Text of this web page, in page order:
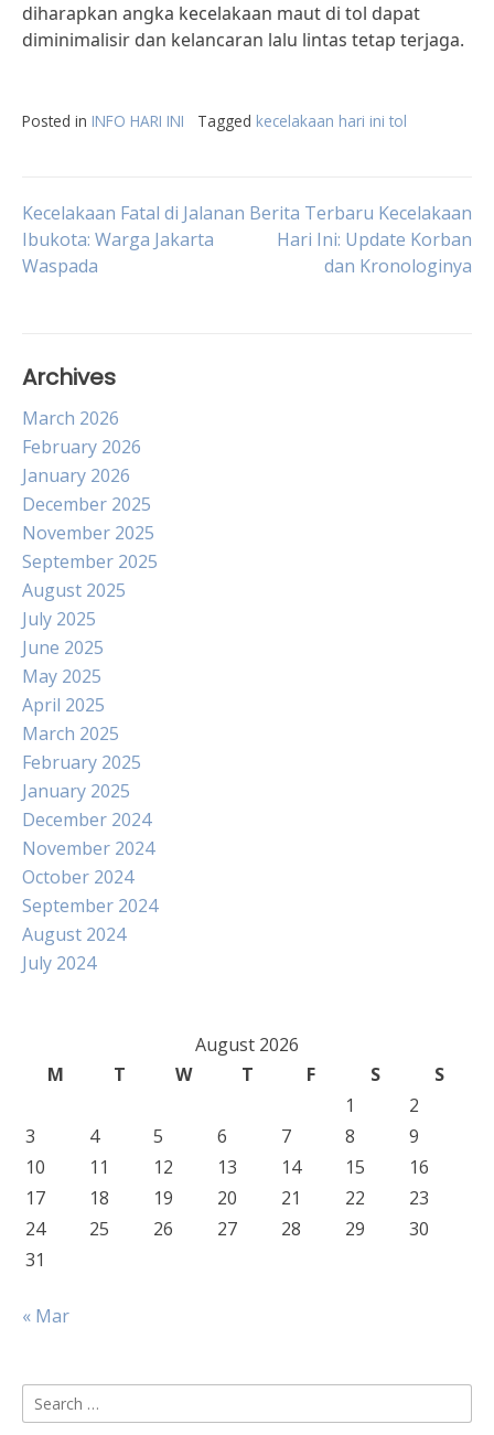
diharapkan angka kecelakaan maut di tol dapat
diminimalisir dan kelancaran lalu lintas tetap terjaga.
Posted in INFO HARI INI Tagged kecelakaan hari ini tol
Post
navigation
Kecelakaan Fatal di Jalanan
Ibukota: Warga Jakarta
Waspada
Berita Terbaru Kecelakaan
Hari Ini: Update Korban
dan Kronologinya
Archives
March 2026
February 2026
January 2026
December 2025
November 2025
September 2025
August 2025
July 2025
June 2025
May 2025
April 2025
March 2025
February 2025
January 2025
December 2024
November 2024
October 2024
September 2024
August 2024
July 2024
August 2026
M
T W T F S
S
1
2
3
4 5 6 7 8
9
10
11 12 13 14 15
16
17
18 19 20 21 22
23
24
25 26 27 28 29
30
31
« Mar
Search
for: